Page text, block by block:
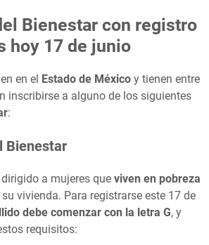
Bienestar con registro
hoy 17 de junio
en el Estado de México y tienen entre
inscribirse a alguno de los siguientes
:
Bienestar
a mujeres que viven en pobreza
vivienda. Para registrarse este 17 de
debe comenzar con la letra G, y
requisitos: